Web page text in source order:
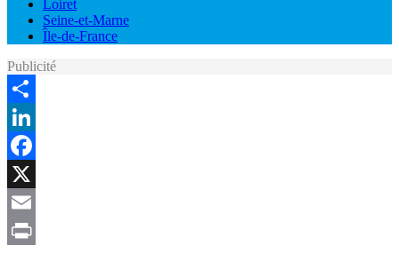
Loiret
Seine-et-Marne
Île-de-France
Publicité
Share
LinkedIn
Facebook
X
Email